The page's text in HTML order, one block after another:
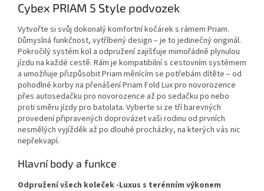
Cybex PRIAM 5 Style podvozek
Vytvořte si svůj dokonalý komfortní kočárek s rámem Priam.
Důmyslná funkčnost, vytříbený design – je to jedinečný originál.
Pokročilý systém kol a odpružení zajišťuje mimořádně plynulou
jízdu na každé cestě. Rám je kompatibilní s cestovním systémem
a umožňuje přizpůsobit Priam měnícím se potřebám dítěte – od
pohodlné korby na přenášení Priam Fold Lux pro novorozence
přes autosedačku pro novorozence až po sedačku po nebo
proti směru jízdy pro batolata. Vyberte si ze tří barevných
provedení připravených doprovázet vaši rodinu od prvních
nesmělých vyjížděk až po dlouhé procházky, na kterých vás nic
nepřekvapí.
Hlavní body a funkce
Odpružení všech koleček -Luxus s terénním výkonem